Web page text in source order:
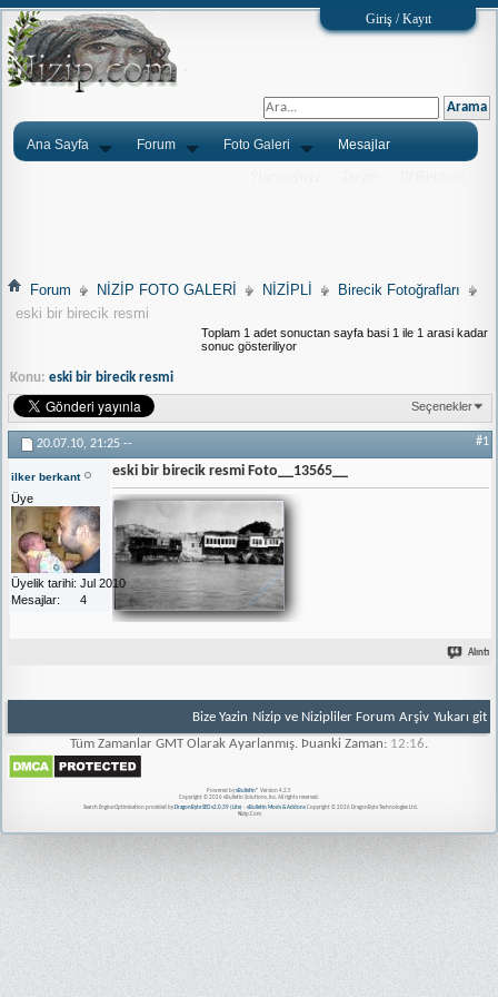
Giriş / Kayıt
Ana Sayfa Forum Foto Galeri Mesajlar
Forum NİZİP FOTO GALERİ NİZİPLİ
Birecik Fotoğrafları
eski bir birecik resmi
Toplam 1 adet sonuctan sayfa basi 1 ile 1 arasi kadar
sonuc gösteriliyor
Konu: eski bir birecik resmi
Seçenekler
20.07.10, 21:25 -- #1
ilker berkant
Üye
Üyelik tarihi Jul 2010
Mesajlar
4
eski bir birecik resmi Foto__13565__
Alıntı
Bize Yazin Nizip ve Nizipliler Forum Arşiv Yukarı git
Tüm Zamanlar GMT Olarak Ayarlanmış. Þuanki Zaman: 12:16
Powered by vBulletin® Version 4.2.5
Copyright © 2026 vBulletin Solutions, Inc. All rights reserved.
Search Engine Optimisation provided by DragonByte SEO v2.0.39 (Lite)- vBulletin Mods & AddonsCopyright © 2026 DragonByte Technologies Ltd.
Nizip.Com